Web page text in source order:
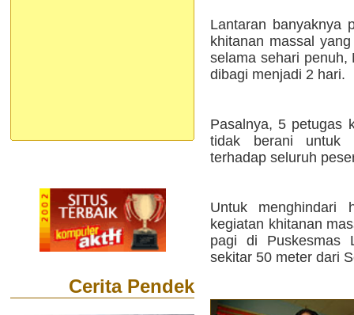
Cerita Pendek
Lantaran banyaknya
khitanan massal
selama sehari penuh,
dibagi menjadi 2 hari.
Pasalnya, 5 petugas
tidak berani untuk
terhadap seluruh
Untuk menghindari
kegiatan khitanan
pagi di Puskesmas
sekitar 50 meter dari